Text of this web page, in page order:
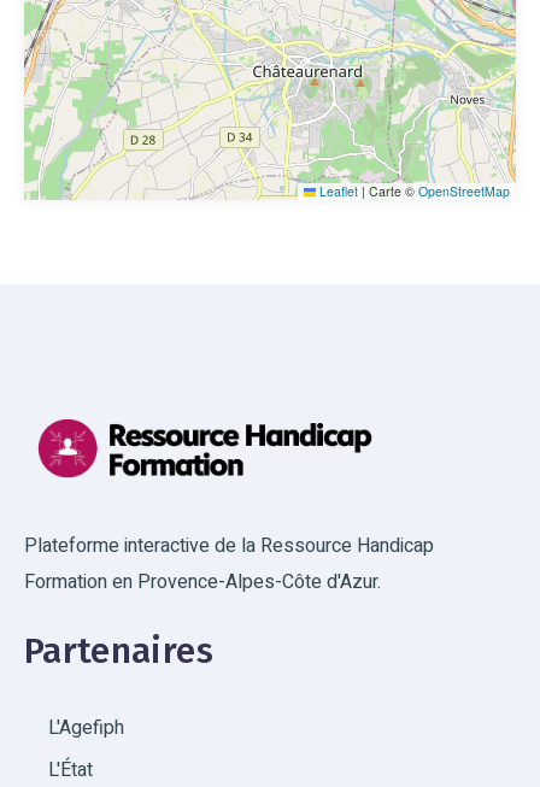
Leaflet | Carte © OpenStreetMap
Plateforme interactive de la Ressource Handicap
Formation en Provence-Alpes-Côte d'Azur.
Partenaires
L'Agefiph
L'État